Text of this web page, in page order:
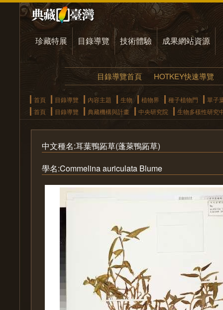
珍藏特展 目錄導覽 技術體驗 成果網站資源
目錄導覽首頁 HOTKEY快速導覽
首頁 目錄導覽 內容主題 生物 植物界 種子植物門
單子
首頁
目錄導覽 典藏機構與計畫 中央研究院 生物多樣性研究
中文種名:耳葉鴨跖草(蓬萊鴨跖草)
學名:Commelina auriculata Blume